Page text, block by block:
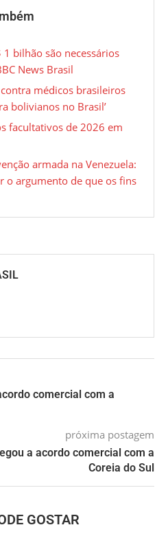
1 bilhão são necessários
News Brasil
médicos brasileiros
bolivianos no Brasil’
facultativos de 2026 em
armada na Venezuela:
o argumento de que os fins
comercial com a
próxima postagem
a acordo comercial com a
Coreia do Sul
GOSTAR